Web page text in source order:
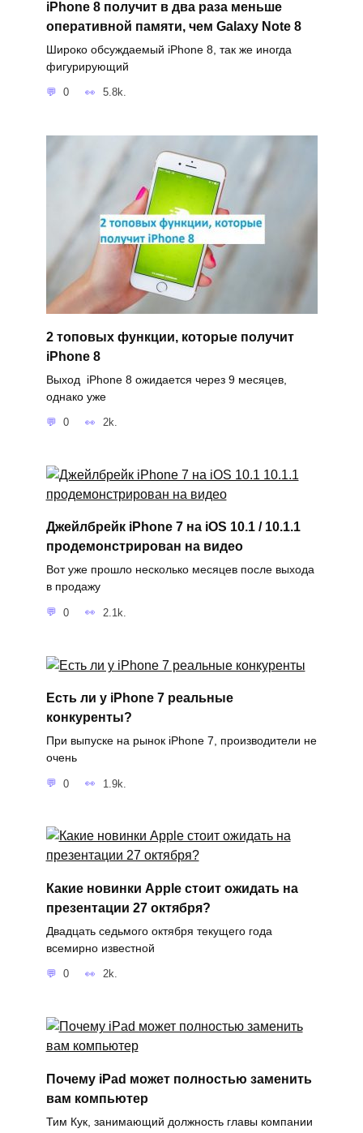
iPhone 8 получит в два раза меньше
оперативной памяти, чем Galaxy Note 8
Широко обсуждаемый iPhone 8, так же иногда
фигурирующий
0 5.8k.
2 топовых функции, которые получит
iPhone 8
Выход iPhone 8 ожидается через 9 месяцев,
однако уже
0 2k.
Джейлбрейк iPhone 7 на iOS 10.1 / 10.1.1
продемонстрирован на видео
Вот уже прошло несколько месяцев после выхода
в продажу
0 2.1k.
Есть ли у iPhone 7 реальные
конкуренты?
При выпуске на рынок iPhone 7, производители не
очень
0 1.9k.
Какие новинки Apple стоит ожидать на
презентации 27 октября?
Двадцать седьмого октября текущего года
всемирно известной
0 2k.
Почему iPad может полностью заменить
вам компьютер
Тим Кук, занимающий должность главы компании